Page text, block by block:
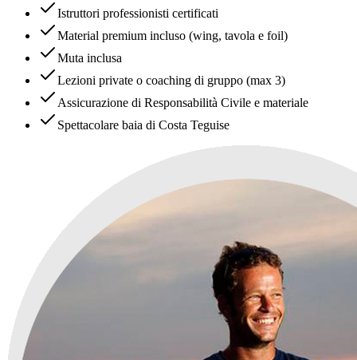
Istruttori professionisti certificati
Material premium incluso (wing, tavola e foil)
Muta inclusa
Lezioni private o coaching di gruppo (max 3)
Assicurazione di Responsabilità Civile e materiale
Spettacolare baia di Costa Teguise